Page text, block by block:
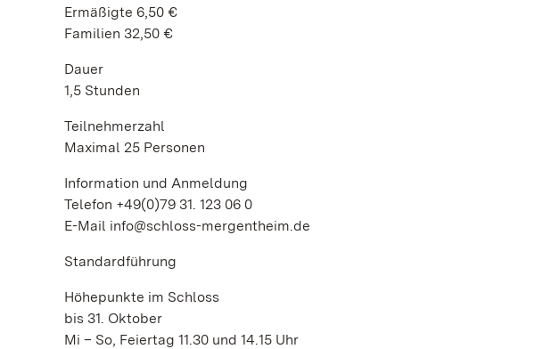
Ermäßigte 6,50 €
Familien 32,50 €
Dauer
1,5 Stunden
Teilnehmerzahl
Maximal 25 Personen
Information und Anmeldung
Telefon +49(0)79 31. 123 06 0
E-Mail info@schloss-mergentheim.de
Standardführung
Höhepunkte im Schloss
bis 31. Oktober
Mi – So, Feiertag 11.30 und 14.15 Uhr